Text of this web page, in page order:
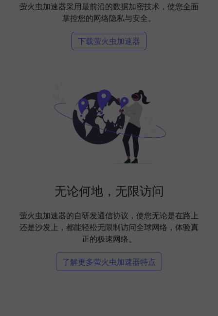
萤火虫加速器采用最前沿的数据加密技术，使您全面
掌控您的网络隐私与安全。
下载萤火虫加速器
无论何地，无限访问
萤火虫加速器的自研发通信协议，使您无论是在路上
还是沙发上，都能轻松无限制访问全球网络，体验真
正的极速网络。
了解更多萤火虫加速器特点